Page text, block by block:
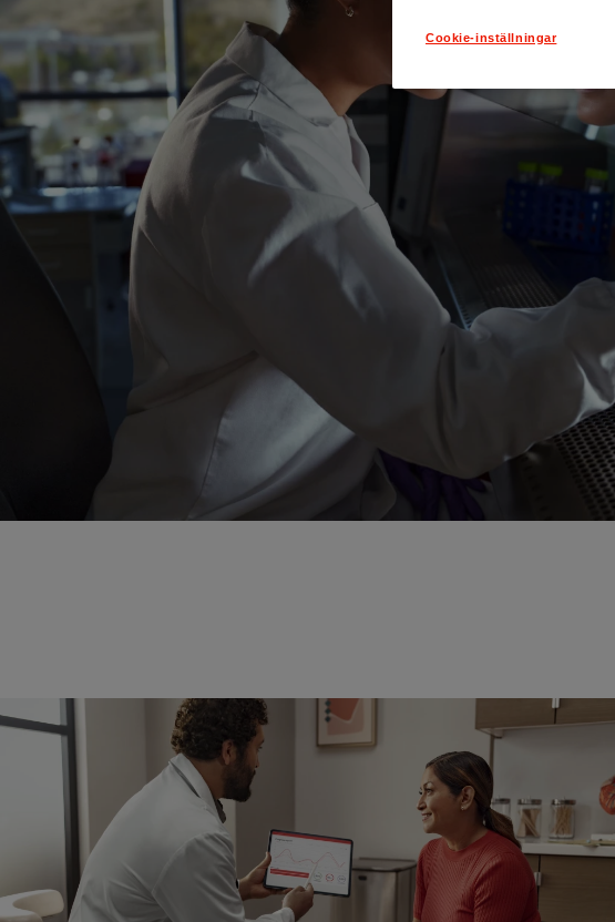
Cookie-inställningar